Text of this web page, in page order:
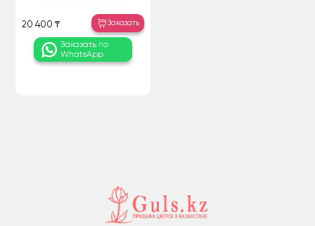
20 400 ₸ Заказать
Заказать по
WhatsApp